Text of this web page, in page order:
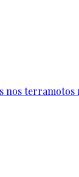
nos terramotos